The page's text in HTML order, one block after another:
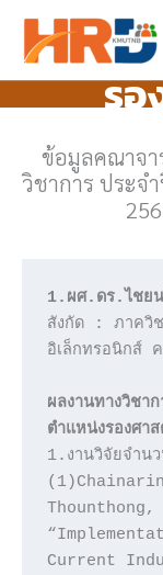
content
รอ
ข้อมูลคณาจ
วิชาการ ประจ
1.ผศ.ดร.ไชย
สังกัด : ภาควิช
อิเล็กทรอนิกส์
ผลงานทางวิชา
ตำแหน่งรองศาส
1.งานวิจัยจำน
Thounthong,
Current